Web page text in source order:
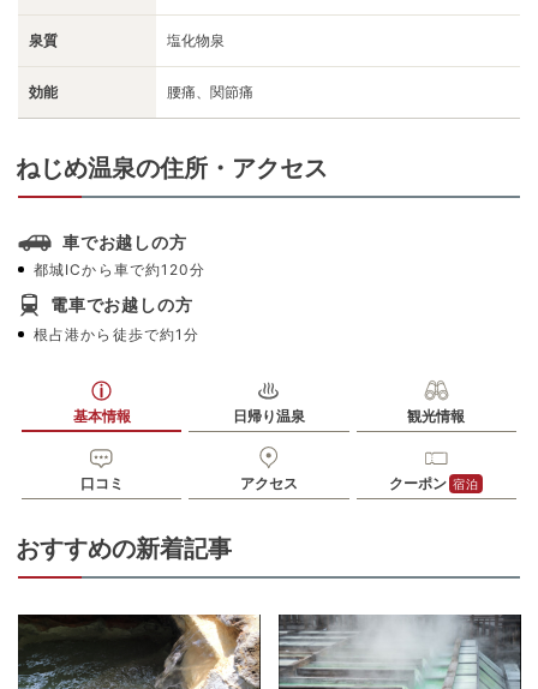
泉質 塩化物泉
効能 腰痛、関節痛
ねじめ温泉の住所・アクセス
車でお越しの方
都城ICから車で約120分
電車でお越しの方
根占港から徒歩で約1分
基本情報 日帰り温泉 観光情報
口コミ アクセス クーポン 宿泊
おすすめの新着記事